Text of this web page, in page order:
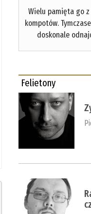
Wielu pamięta go
kompotów.
doskonale
Felietony